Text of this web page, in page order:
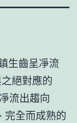
生齒呈凈流
絕對應的
流出趨向
完全而成熟的